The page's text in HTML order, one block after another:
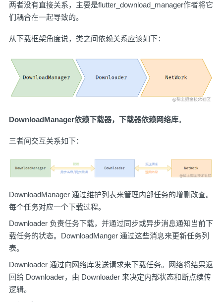
两者没有直接关系，主要是flutter_download_manager作者将它
们耦合在一起导致的。
从下载框架角度说，类之间依赖关系应该如下：
DownloadManager依赖下载器，下载器依赖网络库。
三者间交互关系如下：
DownloadManager 通过维护列表来管理内部任务的增删改查。
每个任务对应一个下载过程。
Downloader 负责任务下载，并通过同步或异步消息通知当前下
载任务的状态。DownloadManger 通过这些消息来更新任务列
表。
Downloader 通过向网络库发送请求来下载任务。网络将结果返
回给 Downloader，由 Downloader 来决定内部状态和断点续传
逻辑。